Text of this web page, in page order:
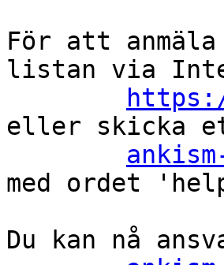
För att
listan via
eller skicka
med ordet
Du kan nå